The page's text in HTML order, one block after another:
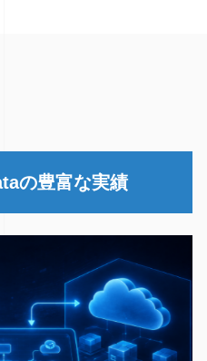
の豊富な実績